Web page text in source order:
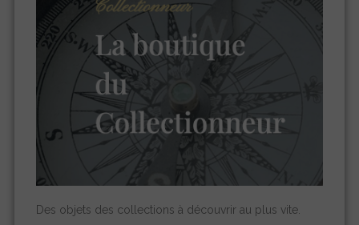
Des objets des collections à découvrir au plus vite.